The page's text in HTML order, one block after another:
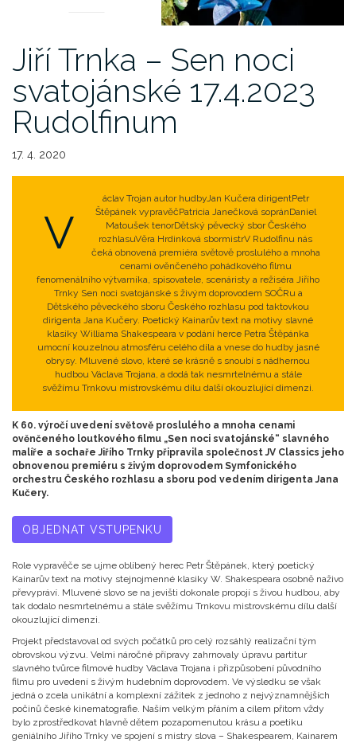
Jiří Trnka – Sen noci
svatojánské 17.4.2023
Rudolfinum
17. 4. 2020
V
áclav Trojan autor hudbyJan Kučera dirigentPetr
Štěpánek vypravěčPatricia Janečková sopránDaniel
Matoušek tenorDětský pěvecký sbor Českého
rozhlasuVěra Hrdinková sbormistrV Rudolfinu nás
čeká obnovená premiéra světově proslulého a mnoha
cenami ověn­čeného pohádkového filmu
fenomenálního výtvarníka, spisovatele, scenáristy a režiséra Jiřího
Trnky Sen noci svatojánské s živým doprovodem SOČRu a
Dětského pěveckého sboru Českého rozhlasu pod taktovkou
dirigenta Jana Kučery. Poetický Kainarův text na motivy slavné
klasiky Williama Shakespeara v podání herce Petra Štěpánka
umocní kouzelnou atmosféru celého díla a vnese do hudby jasné
obrysy. Mluvené slovo, které se krásně s snoubí s nádhernou
hudbou Václava Trojana, a dodá tak nesmrtelnému a stále
svěžímu Trnkovu mistrovskému dílu další okouzlující dimenzi.
K 60. výročí uvedení světově proslulého a mnoha cenami
ověnčeného loutkového filmu „Sen noci svatojánské“ slavného
malíře a sochaře Jiřího Trnky připravila společnost JV Classics jeho
obnovenou premiéru s živým doprovodem Symfonického
orchestru Českého rozhlasu a sboru pod vedením dirigenta Jana
Kučery.
OBJEDNAT VSTUPENKU
Role vypravěče se ujme oblíbený herec Petr Štěpánek, který poetický
Kainarův text na motivy stejnojmenné klasiky W. Shakespeara osobně naživo
převypráví. Mluvené slovo se na jevišti dokonale propojí s živou hudbou, aby
tak dodalo nesmrtelnému a stále svěžímu Trnkovu mistrovskému dílu další
okouzlující dimenzi.
Projekt představoval od svých počátků pro celý rozsáhlý realizační tým
obrovskou výzvu. Velmi náročné přípravy zahrnovaly úpravu partitur
slavného tvůrce filmové hudby Václava Trojana i přizpůsobení původního
filmu pro uvedení s živým hudebním doprovodem. Ve výsledku se však
jedná o zcela unikátní a komplexní zážitek z jednoho z nejvýznamnějších
počinů české kinematografie. Naším velkým přáním a cílem přitom vždy
bylo zprostředkovat hlavně dětem pozapomenutou krásu a poetiku
geniálního Jiřího Trnky ve spojení s mistry slova – Shakespearem, Kainarem